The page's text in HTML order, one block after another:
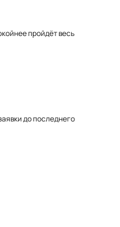
пройдёт весь
до последнего